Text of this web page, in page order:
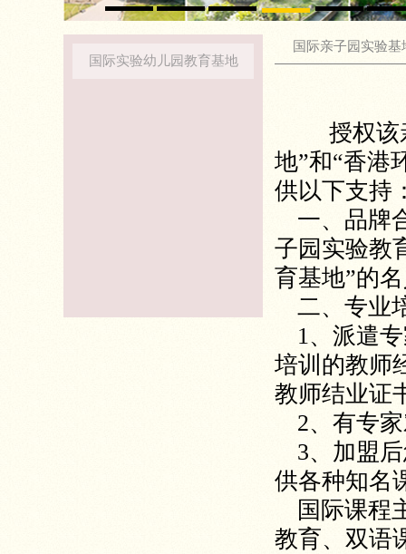
国际实验幼儿园教育基地
国际亲子园实验基
授权该
地”和“香港
供以下支持
一、品牌
子园实验教
育基地”的
二、专业
1、派遣
培训的教师
教师结业证
2、有专
3、加盟
供各种知名
国际课程
教育、双语